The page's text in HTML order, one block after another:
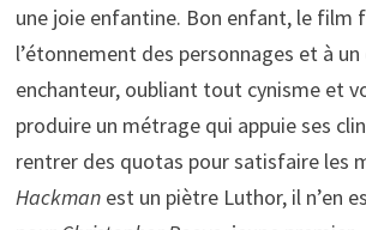
une joie enfantine. Bon enfant, le film
l’étonnement des personnages et à
enchanteur, oubliant tout cynisme et
produire un métrage qui appuie ses
rentrer des quotas pour satisfaire les
Hackmanest un piètre Luthor, il n’en